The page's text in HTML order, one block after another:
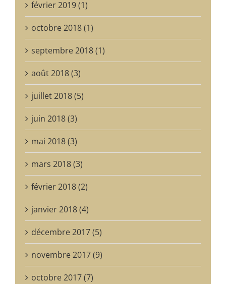
février 2019 (1)
octobre 2018 (1)
septembre 2018 (1)
août 2018 (3)
juillet 2018 (5)
juin 2018 (3)
mai 2018 (3)
mars 2018 (3)
février 2018 (2)
janvier 2018 (4)
décembre 2017 (5)
novembre 2017 (9)
octobre 2017 (7)